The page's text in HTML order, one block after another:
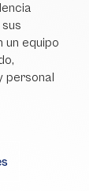
un equipo
personal